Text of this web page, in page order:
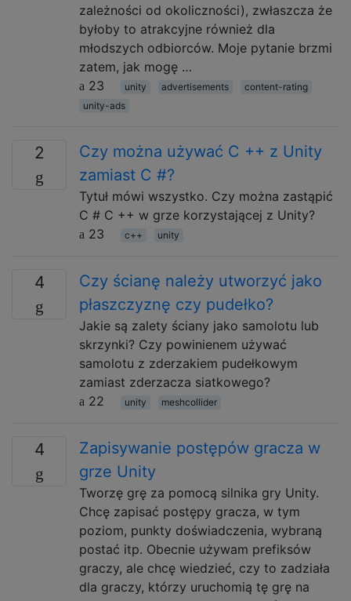
zależności od okoliczności), zwłaszcza że
byłoby to atrakcyjne również dla
młodszych odbiorców. Moje pytanie brzmi
zatem, jak mogę …
23
unity advertisements
content-rating
unity-ads
2
Czy można używać C ++ z Unity
zamiast C #?
Tytuł mówi wszystko. Czy można zastąpić
C # C ++ w grze korzystającej z Unity?
23
c++ unity
4
Czy ścianę należy utworzyć jako
płaszczyznę czy pudełko?
Jakie są zalety ściany jako samolotu lub
skrzynki? Czy powinienem używać
samolotu z zderzakiem pudełkowym
zamiast zderzacza siatkowego?
22
unity meshcollider
4
Zapisywanie postępów gracza w
grze Unity
Tworzę grę za pomocą silnika gry Unity.
Chcę zapisać postępy gracza, w tym
poziom, punkty doświadczenia, wybraną
postać itp. Obecnie używam prefiksów
graczy, ale chcę wiedzieć, czy to zadziała
dla graczy, którzy uruchomią tę grę na